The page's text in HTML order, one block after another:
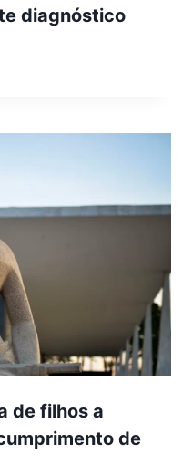
diagnóstico
de filhos a
de